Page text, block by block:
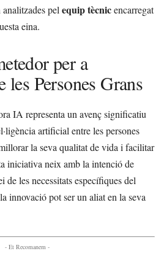
analitzades pel equip tècnicencarregat
eina.
per a
les Persones Grans
IA representa un avenç significatiu
artificial entre les persones
la seva qualitat de vida i facilitar
iniciativa neix amb la intenció de
de les necessitats específiques del
innovació pot ser un aliat en la seva
- Et Recomanem -